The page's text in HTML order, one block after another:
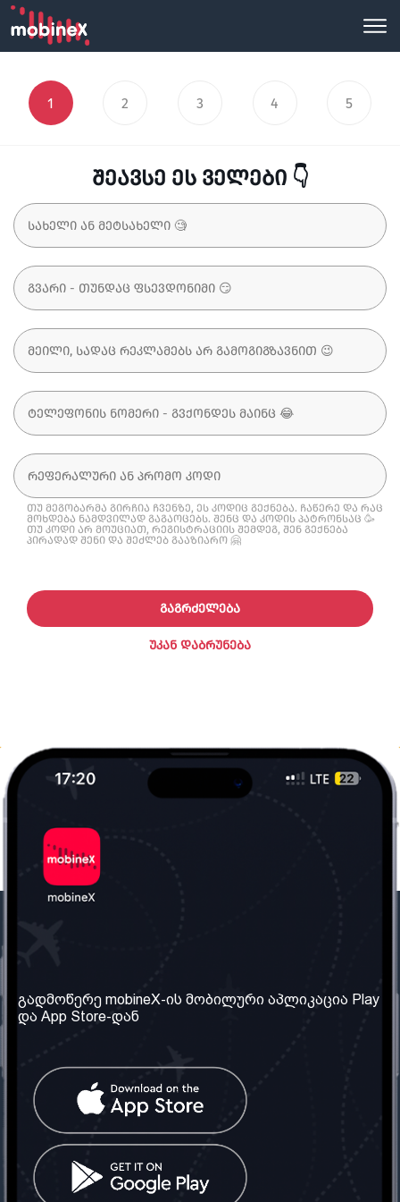
1 2 3 4 5
შეავსე ეს ველები 👇
თუ მეგობარმა გირჩია ჩვენზე, ეს კოდიც გექნება. ჩაწერე და რაც
მოხდება ნამდვილად გაგაოცებს. შენც და კოდის პატრონსაც 🥳
თუ კოდი არ მოუციათ, რეგისტრაციის შემდეგ, შენ გექნება
პირადად შენი და შეძლებ გააზიარო 🤗
ᲣᲙᲐᲜ ᲓᲐᲑᲠᲣᲜᲔᲑᲐ
ᲒᲐᲒᲠᲫᲔᲚᲔᲑᲐ
ჩვენ შესახებ
ჩვენი სერვისები
წესები და პირობები
კითხვები
კონტაქტი
საქართველო: თბილისი
ტელ: 032 2 04 00 50
სოციალური ქსელი
გადმოწერე mobineX-ის მობილური აპლიკაცია Play
და App Store-დან